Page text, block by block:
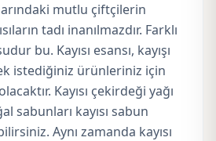
mutlu çiftçilerin
tadı inanılmazdır. Farklı
bu. Kayısı esansı, kayışı
istediğiniz ürünleriniz için
Kayısı çekirdeği yağı
sabunları kayısı sabun
Aynı zamanda kayısı